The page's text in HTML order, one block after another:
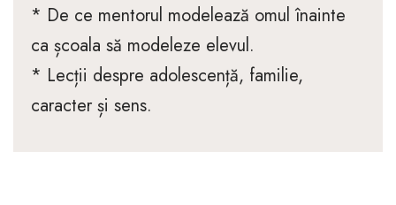
* De ce mentorul modelează omul înainte
ca școala să modeleze elevul.
* Lecții despre adolescență, familie,
caracter și sens.